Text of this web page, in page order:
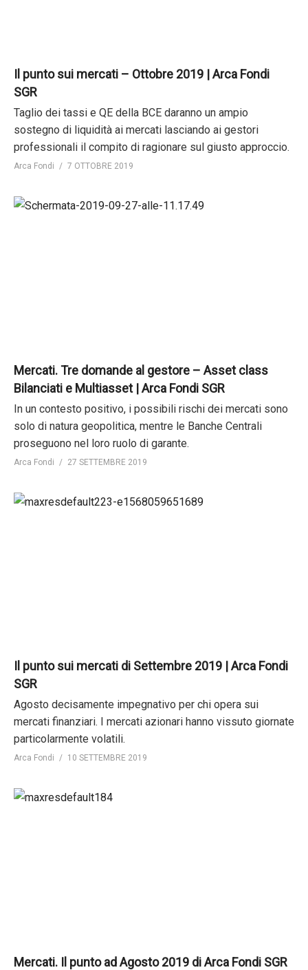
Il punto sui mercati – Ottobre 2019 | Arca Fondi
SGR
Taglio dei tassi e QE della BCE daranno un ampio
sostegno di liquidità ai mercati lasciando ai gestori
professionali il compito di ragionare sul giusto approccio.
Arca Fondi 7 OTTOBRE 2019
Mercati. Tre domande al gestore – Asset class
Bilanciati e Multiasset | Arca Fondi SGR
In un contesto positivo, i possibili rischi dei mercati sono
solo di natura geopolitica, mentre le Banche Centrali
proseguono nel loro ruolo di garante.
Arca Fondi 27 SETTEMBRE 2019
Il punto sui mercati di Settembre 2019 | Arca Fondi
SGR
Agosto decisamente impegnativo per chi opera sui
mercati finanziari. I mercati azionari hanno vissuto giornate
particolarmente volatili.
Arca Fondi 10 SETTEMBRE 2019
Mercati. Il punto ad Agosto 2019 di Arca Fondi SGR